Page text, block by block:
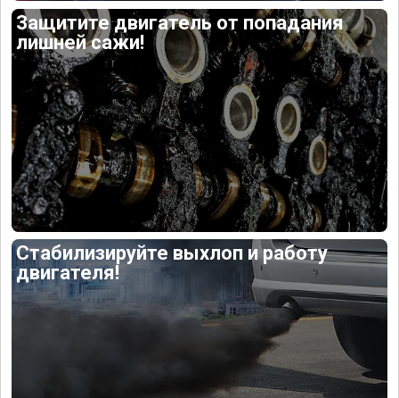
Защитите двигатель от попадания
лишней сажи!
Стабилизируйте выхлоп и работу
двигателя!